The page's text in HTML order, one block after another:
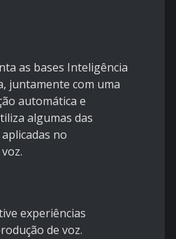
as bases Inteligência
juntamente com uma
automática e
algumas das
no
experiências
de voz.